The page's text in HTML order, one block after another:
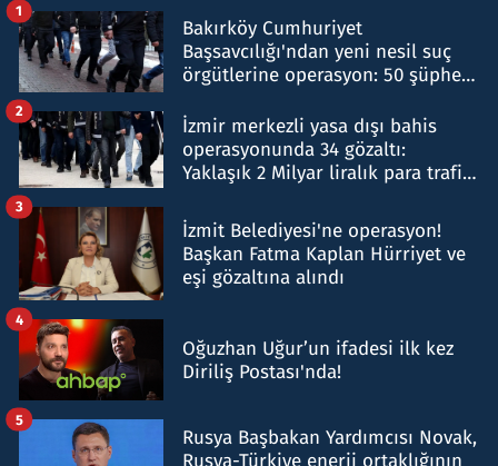
Bakırköy Cumhuriyet
Başsavcılığı'ndan yeni nesil suç
örgütlerine operasyon: 50 şüpheli
1
İzmir merkezli yasa dışı bahis
operasyonunda 34 gözaltı:
Yaklaşık 2 Milyar liralık para trafiği
2
İzmit Belediyesi'ne operasyon!
Başkan Fatma Kaplan Hürriyet ve
eşi gözaltına alındı
3
Oğuzhan Uğur’un ifadesi ilk kez
Diriliş Postası'nda!
4
Rusya Başbakan Yardımcısı Novak,
Rusya-Türkiye enerji ortaklığının
5